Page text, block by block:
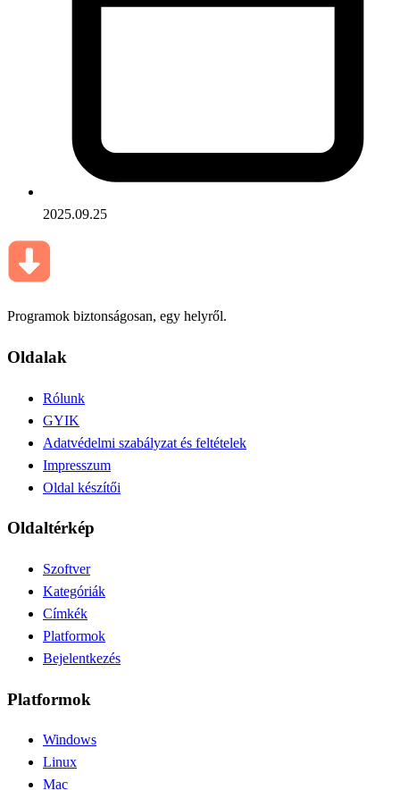
2025.09.25
Programok biztonságosan, egy helyről.
Oldalak
Rólunk
GYIK
Adatvédelmi szabályzat és feltételek
Impresszum
Oldal készítői
Oldaltérkép
Szoftver
Kategóriák
Címkék
Platformok
Bejelentkezés
Platformok
Windows
Linux
Mac